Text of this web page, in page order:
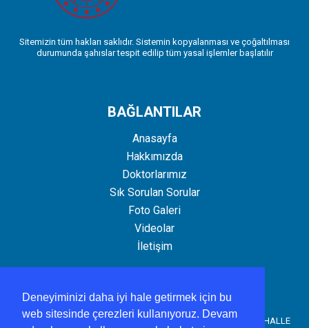
Deneyiminizi daha iyi hale getirmek için bu
web sitesinde çerezleri kullanıyoruz. Devam
Sitemizin tüm hakları saklıdır. Sistemin kopyalanması ve çoğaltılması
durumunda şahıslar tespit edilip tüm yasal işlemler başlatılır
BAĞLANTILAR
Anasayfa
Hakkımızda
Doktorlarımız
Sık Sorulan Sorular
Foto Galeri
Videolar
İletişim
İLETİŞİM
MERZİFON YENİ MAHALLE AİLE SAĞLIĞI MERKEZİ YENİ MAHALLE